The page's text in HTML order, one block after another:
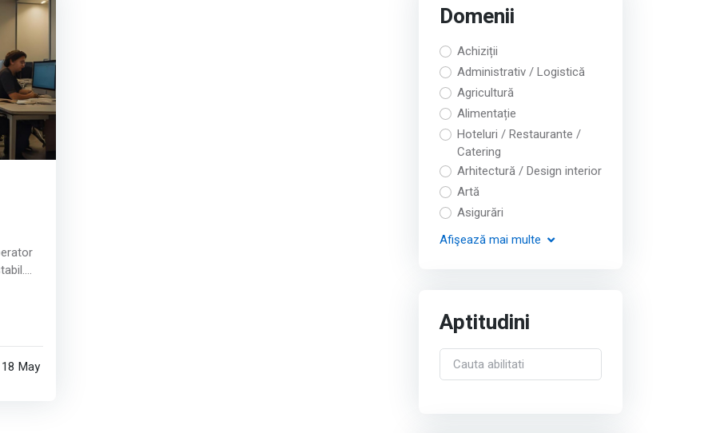
May
Domenii
Achiziții
Administrativ / Logistică
Agricultură
Alimentație
Hoteluri / Restaurante /
Catering
Arhitectură / Design interior
Artă
Asigurări
Afişează mai multe
Aptitudini